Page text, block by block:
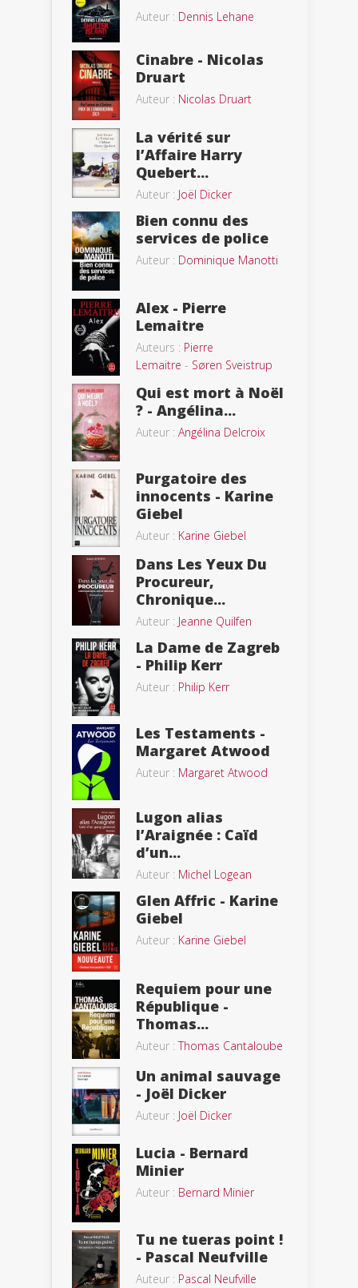
Auteur : Dennis Lehane
Cinabre - Nicolas
Druart
Auteur : Nicolas Druart
La vérité sur
l’Affaire Harry
Quebert...
Auteur : Joël Dicker
Bien connu des
services de police
Auteur : Dominique Manotti
Alex - Pierre
Lemaitre
Auteurs : Pierre
Lemaitre - Søren Sveistrup
Qui est mort à Noël
? - Angélina...
Auteur : Angélina Delcroix
Purgatoire des
innocents - Karine
Giebel
Auteur : Karine Giebel
Dans Les Yeux Du
Procureur,
Chronique...
Auteur : Jeanne Quilfen
La Dame de Zagreb
- Philip Kerr
Auteur : Philip Kerr
Les Testaments -
Margaret Atwood
Auteur : Margaret Atwood
Lugon alias
l’Araignée : Caïd
d’un...
Auteur : Michel Logean
Glen Affric - Karine
Giebel
Auteur : Karine Giebel
Requiem pour une
République -
Thomas...
Auteur :Thomas Cantaloube
Un animal sauvage
- Joël Dicker
Auteur : Joël Dicker
Lucia - Bernard
Minier
Auteur : Bernard Minier
Tu ne tueras point !
- Pascal Neufville
Auteur : Pascal Neufville